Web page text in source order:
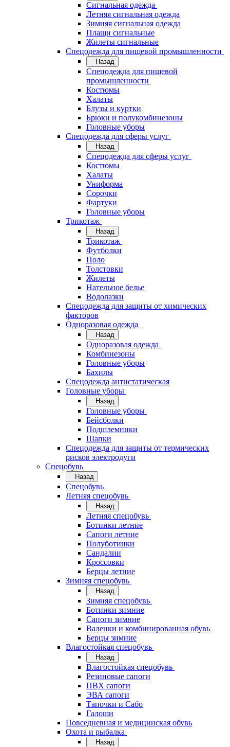
Сигнальная одежда
Летняя сигнальная одежда
Зимняя сигнальная одежда
Плащи сигнальные
Жилеты сигнальные
Спецодежда для пищевой промышленности
Назад
Спецодежда для пищевой
промышленности
Костюмы
Халаты
Блузы и куртки
Брюки и полукомбинезоны
Головные уборы
Спецодежда для сферы услуг
Назад
Спецодежда для сферы услуг
Костюмы
Халаты
Униформа
Сорочки
Фартуки
Головные уборы
Трикотаж
Назад
Трикотаж
Футболки
Поло
Толстовки
Жилеты
Нательное белье
Водолазки
Спецодежда для защиты от химических
факторов
Одноразовая одежда
Назад
Одноразовая одежда
Комбинезоны
Головные уборы
Бахилы
Спецодежда антистатическая
Головные уборы
Назад
Головные уборы
Бейсболки
Подшлемники
Шапки
Спецодежда для защиты от термических
рисков электродуги
Спецобувь
Назад
Спецобувь
Летняя спецобувь
Назад
Летняя спецобувь
Ботинки летние
Сапоги летние
Полуботинки
Сандалии
Кроссовки
Берцы летние
Зимняя спецобувь
Назад
Зимняя спецобувь
Ботинки зимние
Сапоги зимние
Валенки и комбинированная обувь
Берцы зимние
Влагостойкая спецобувь
Назад
Влагостойкая спецобувь
Резиновые сапоги
ПВХ сапоги
ЭВА сапоги
Тапочки и Сабо
Галоши
Повседневная и медицинская обувь
Охота и рыбалка
Назад